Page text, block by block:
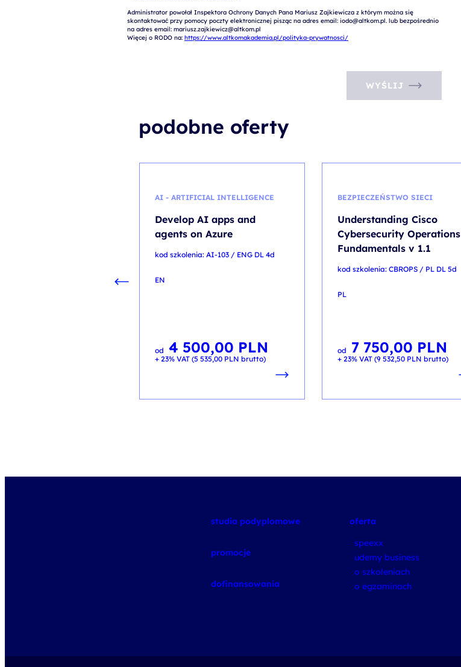
Administrator powołał Inspektora Ochrony Danych Pana Mariusz Zajkiewicza z którym można się
skontaktować przy pomocy poczty elektronicznej pisząc na adres email: iodo@altkom.pl. lub bezpośrednio
na adres email: mariusz.zajkiewicz@altkom.pl
Więcej o RODO na: https://www.altkomakademia.pl/polityka-prywatnosci/
WYŚLIJ
podobne oferty
AI - ARTIFICIAL INTELLIGENCE
Develop AI apps and
agents on Azure
kod szkolenia: AI-103 / ENG DL 4d
EN
od 4 500,00 PLN
+ 23% VAT (5 535,00 PLN brutto)
BEZPIECZEŃSTWO SIECI
Understanding Cisco
Cybersecurity Operations
Fundamentals v 1.1
kod szkolenia: CBROPS / PL DL 5d
PL
od 7 750,00 PLN
+ 23% VAT (9 532,50 PLN brutto)
studia podyplomowe
promocje
dofinansowania
oferta
speexx
udemy business
o szkoleniach
o egzaminach